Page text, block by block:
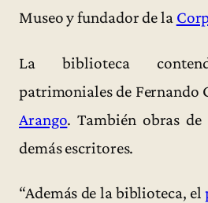
Museo y fundador de la
La biblioteca
patrimoniales de Fernando
Arango. También obras de
demás escritores.
“Además de la biblioteca, el